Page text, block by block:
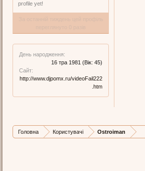
profile yet!
День народження:
16 тра 1981 (Вік: 45)
Сайт:
http://www.djpomx.ru/videoFail222
.htm
Головна Користувачі Ostroiman